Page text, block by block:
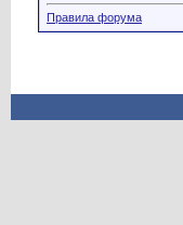
Правила форума